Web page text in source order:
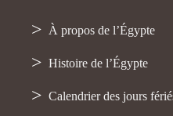
À propos de l’Égypte
Histoire de l’Égypte
Calendrier des jours